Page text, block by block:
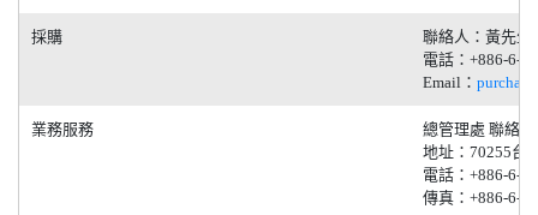
採購
聯絡人：黃先生
電話：+886-6-
Email：
業務服務
總管理處 聯絡
地址：70255台
電話：+886-6-
傳真：+886-6-